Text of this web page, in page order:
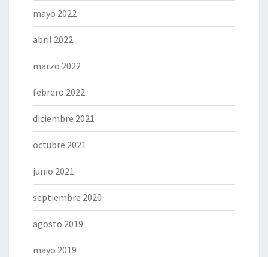
mayo 2022
abril 2022
marzo 2022
febrero 2022
diciembre 2021
octubre 2021
junio 2021
septiembre 2020
agosto 2019
mayo 2019